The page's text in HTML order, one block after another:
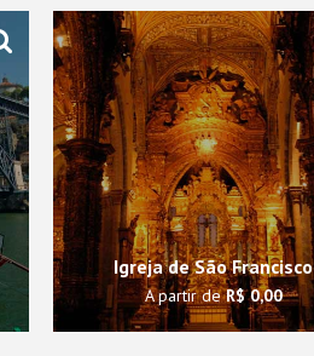
Igreja de São Francisco
A partir deR$ 0,00